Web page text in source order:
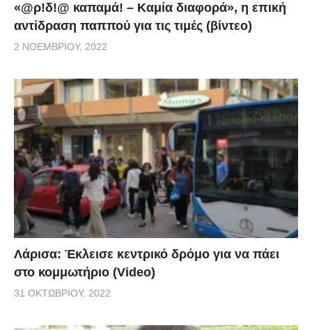
«@ρ!δ!@ καπαμά! – Καμία διαφορά», η επική
αντίδραση παππού για τις τιμές (βίντεο)
2 ΝΟΕΜΒΡΊΟΥ, 2022
Λάρισα: Έκλεισε κεντρικό δρόμο για να πάει
στο κομμωτήριο (Video)
31 ΟΚΤΩΒΡΊΟΥ, 2022